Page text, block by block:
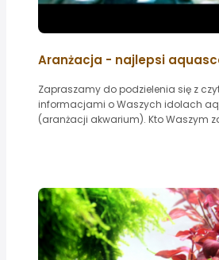
Aranżacja - najlepsi
Zapraszamy do podzielenia się z
informacjami o Waszych idolach
(aranżacji akwarium). Kto Waszym